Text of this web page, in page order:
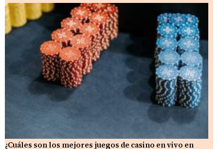
¿Cuáles son los mejores juegos de casino en vivo en